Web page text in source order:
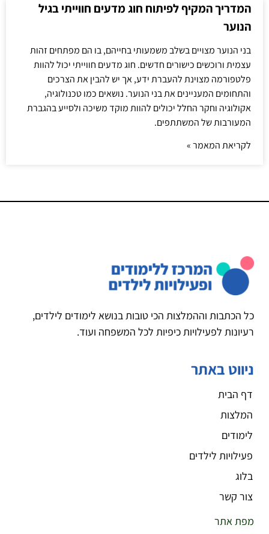
המדריך המקיף לפיתוח חוג מדעים חווייתי בגיל
הנוער
בני הנוער מצויים בשלב משמעותי בחייהם, בו הם מפתחים זהות
עצמית ורוכשים כישורים חדשים. חוג מדעים חווייתי יכול להוות
פלטפורמה מצוינת להעברת ידע, אך יש להבין את הצרכים
והתחומים המעניינים את בני הנוער. נושאים כמו טכנולוגיה,
אקולוגיה וחקר החלל יכולים להוות מוקד משיכה ולסייע בהגברת
המעורבות של המשתתפים.
לקריאת המאמר »
כל הכתבות וההמלצות הכי טובות בנושא לימודים לילדים,
רעיונות לפעילויות כיפיות לכל המשפחה ועוד.
ניווט באתר
דף הבית
המלצות
לימודים
פעילויות לילדים
בלוג
צור קשר
מפת אתר